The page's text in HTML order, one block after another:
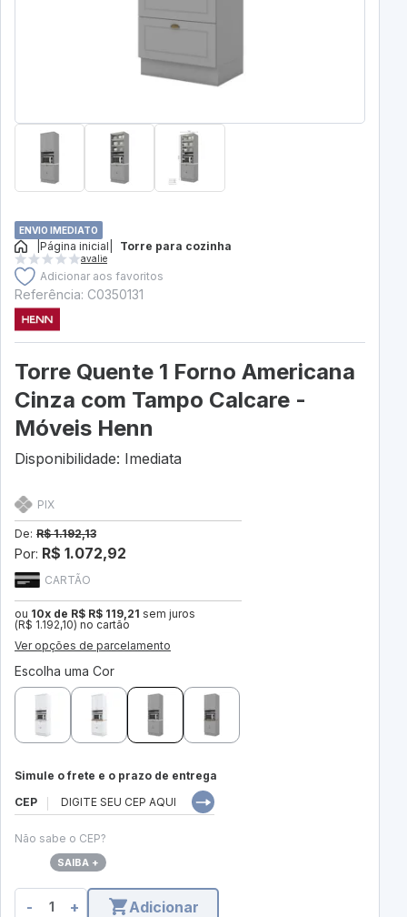
ENVIO IMEDIATO
Página inicial Torre para cozinha
avalie
Adicionar aos favoritos
Referência: C0350131
Torre Quente 1 Forno Americana
Cinza com Tampo Calcare -
Móveis Henn
Disponibilidade: Imediata
CARTÃO
ou 10x de R$ R$ 119,21 sem juros
(R$ 1.192,10) no cartão
Ver opções de parcelamento
PIX
De: R$ 1.192,13
Por: R$ 1.072,92
Escolha uma Cor
Simule o frete e o prazo de entrega
CEP
Não sabe o CEP?
SAIBA +
- + Adicionar